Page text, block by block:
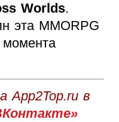
Worlds.
эта MMORPG
App2Top.ru в